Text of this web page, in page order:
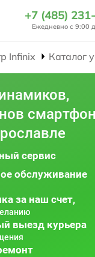
+7 (485)
Ежедневно с 9:00
Infinix Каталог
сервис
обслуживание
за наш счет,
выезд курьера